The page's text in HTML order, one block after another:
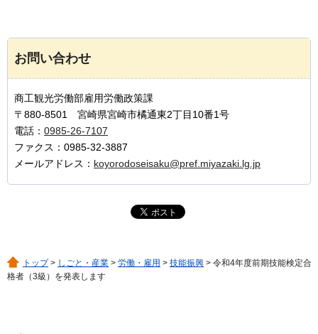
お問い合わせ
商工観光労働部雇用労働政策課
〒880-8501 宮崎県宮崎市橘通東2丁目10番1号
電話： 0985-26-7107
ファクス：0985-32-3887
メールアドレス： koyorodoseisaku@pref.miyazaki.lg.jp
トップ> しごと・産業 > 労働・雇用 > 技能振興 > 令和4年度前期技能検定合
格者（3級）を発表します